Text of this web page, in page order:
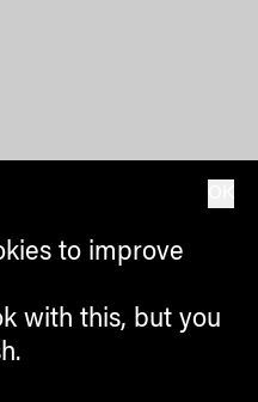
to improve
with this, but you